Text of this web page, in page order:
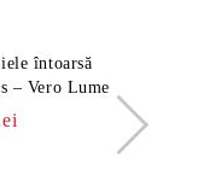
întoarsă
– Vero Lume